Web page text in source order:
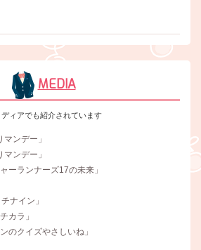
MEDIA
ィアでも紹介されています
ンデー」
ンデー」
ーランナーズ17の未来」
ナイン」
カラ」
のクイズやさしいね」